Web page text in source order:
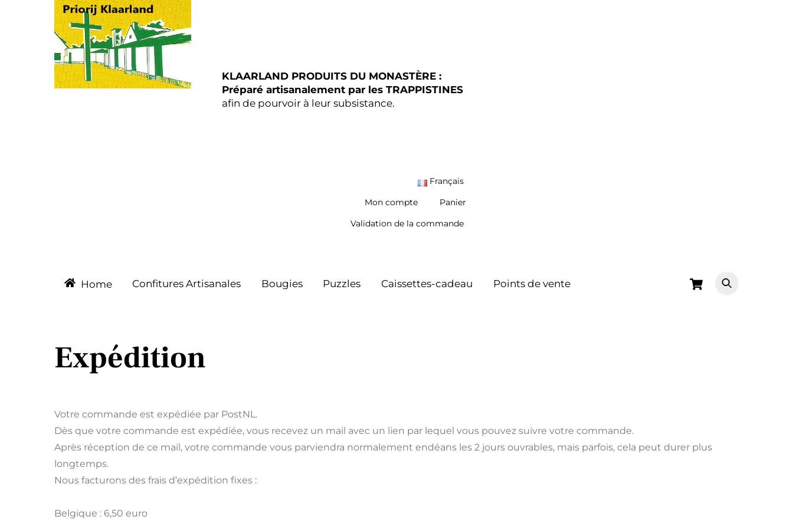
Cart
Home Confitures Artisanales Bougies Puzzles Caissettes-cadeau Points de vente
KLAARLAND PRODUITS DU MONASTÈRE :
Préparé artisanalement par les TRAPPISTINES
afin de pourvoir à leur subsistance.
Français
Mon compte
Panier
Validation de la commande
Expédition
Votre commande est expédiée par PostNL.
Dès que votre commande est expédiée, vous recevez un mail avec un lien par lequel vous pouvez suivre votre commande.
Après réception de ce mail, votre commande vous parviendra normalement endéans les 2 jours ouvrables, mais parfois, cela peut durer plus
longtemps.
Nous facturons des frais d’expédition fixes :
Belgique : 6,50 euro